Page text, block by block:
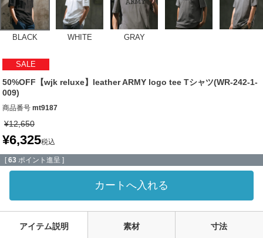
BLACK WHITE GRAY
SALE
50%OFF【wjk reluxe】leather ARMY logo tee Tシャツ(WR-242-1-
009)
商品番号 mt9187
¥12,650
¥6,325税込
[ 63 ポイント進呈 ]
カートへ入れる
アイテム説明 素材 寸法